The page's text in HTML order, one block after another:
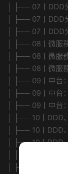
│ ├── 07丨DDD
│ ├── 07丨DDD
│ ├── 07丨DDD
│ ├── 08丨微服
│ ├── 08丨微服
│ ├── 08丨微服
│ ├── 09丨中台
│ ├── 09丨中台
│ ├── 09丨中台
│ ├── 10丨DDD
│ ├── 10丨DDD
│ ├── 10丨DDD
│ ├── 答疑：有
│ ├── 答疑：有